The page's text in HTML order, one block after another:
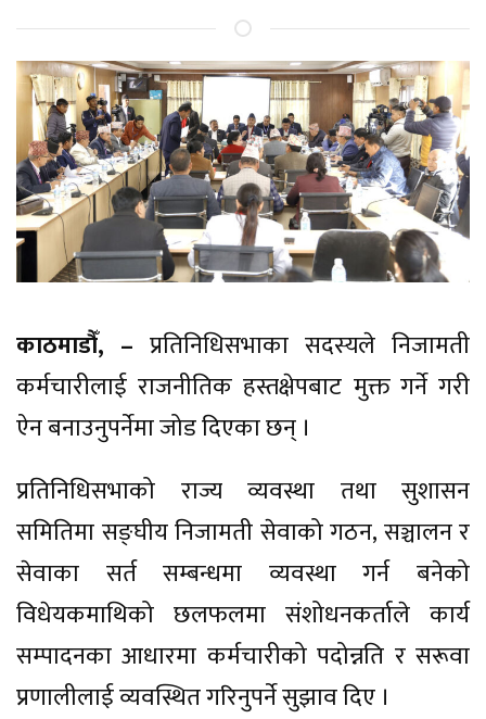
काठमाडौँ, – प्रतिनिधिसभाका सदस्यले निजामती
कर्मचारीलाई राजनीतिक हस्तक्षेपबाट मुक्त गर्ने गरी
ऐन बनाउनुपर्नेमा जोड दिएका छन् ।
प्रतिनिधिसभाको राज्य व्यवस्था तथा सुशासन
समितिमा सङ्घीय निजामती सेवाको गठन, सञ्चालन र
सेवाका सर्त सम्बन्धमा व्यवस्था गर्न बनेको
विधेयकमाथिको छलफलमा संशोधनकर्ताले कार्य
सम्पादनका आधारमा कर्मचारीको पदोन्नति र सरूवा
प्रणालीलाई व्यवस्थित गरिनुपर्ने सुझाव दिए ।